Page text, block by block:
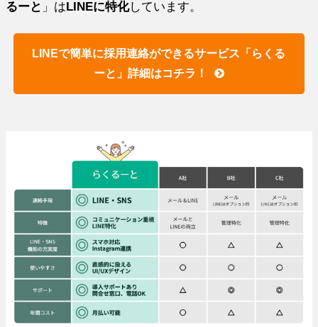
るーと 」はLINEに特化しています。
LINEで簡単に採用連絡ができるサービス「らくる
ーと」詳細はコチラ！